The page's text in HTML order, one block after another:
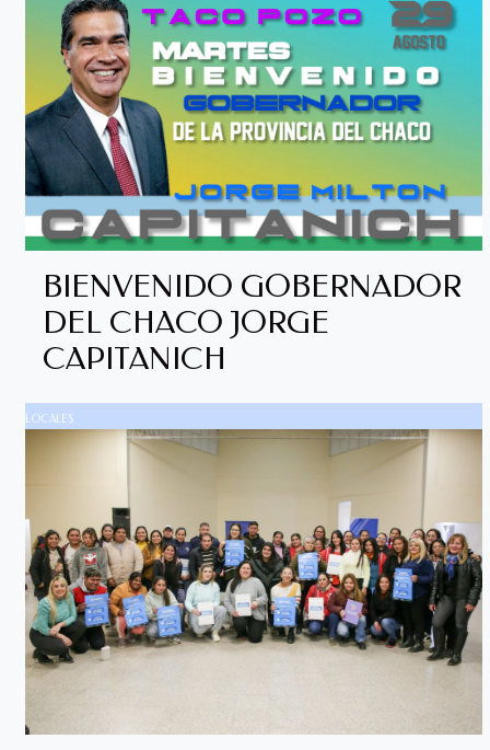
BIENVENIDO GOBERNADOR
DEL CHACO JORGE
CAPITANICH
LOCALES